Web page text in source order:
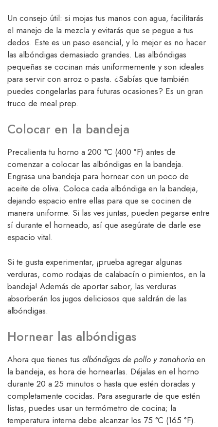
Un consejo útil: si mojas tus manos con agua, facilitarás
el manejo de la mezcla y evitarás que se pegue a tus
dedos. Este es un paso esencial, y lo mejor es no hacer
las albóndigas demasiado grandes. Las albóndigas
pequeñas se cocinan más uniformemente y son ideales
para servir con arroz o pasta. ¿Sabías que también
puedes congelarlas para futuras ocasiones? Es un gran
truco de meal prep.
Colocar en la bandeja
Precalienta tu horno a 200 °C (400 °F) antes de
comenzar a colocar las albóndigas en la bandeja.
Engrasa una bandeja para hornear con un poco de
aceite de oliva. Coloca cada albóndiga en la bandeja,
dejando espacio entre ellas para que se cocinen de
manera uniforme. Si las ves juntas, pueden pegarse entre
sí durante el horneado, así que asegúrate de darle ese
espacio vital.
Si te gusta experimentar, ¡prueba agregar algunas
verduras, como rodajas de calabacín o pimientos, en la
bandeja! Además de aportar sabor, las verduras
absorberán los jugos deliciosos que saldrán de las
albóndigas.
Hornear las albóndigas
Ahora que tienes tus albóndigas de pollo y zanahoria en
la bandeja, es hora de hornearlas. Déjalas en el horno
durante 20 a 25 minutos o hasta que estén doradas y
completamente cocidas. Para asegurarte de que estén
listas, puedes usar un termómetro de cocina; la
temperatura interna debe alcanzar los 75 °C (165 °F).